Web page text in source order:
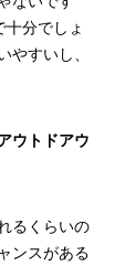
分でしょ
やすいし、
ウトドアウ
るくらいの
ンスがある